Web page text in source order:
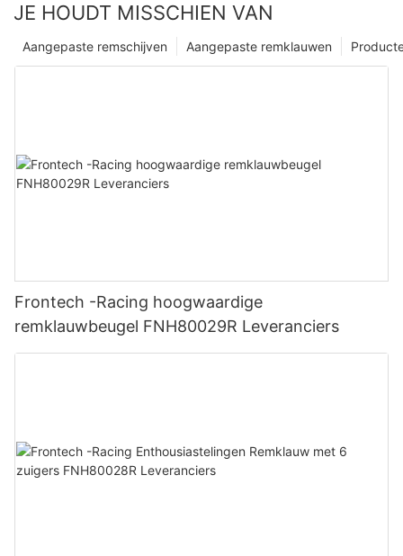
JE HOUDT MISSCHIEN VAN
Aangepaste remklauwen
Aangepaste remschijven
Frontech -Racing hoogwaardige
remklauwbeugel FNH80029R Leveranciers